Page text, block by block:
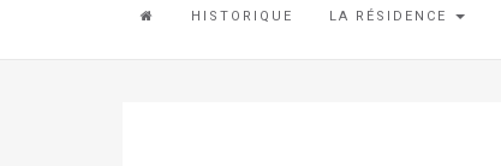
HISTORIQUE LA RÉSIDENCE